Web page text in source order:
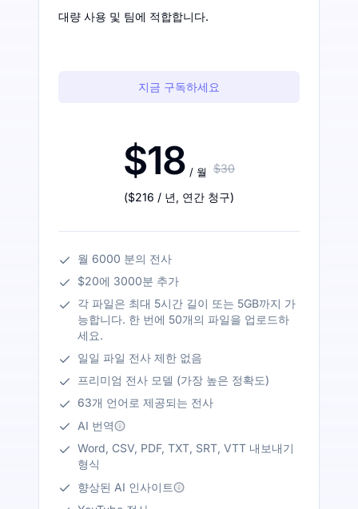
대량 사용 및 팀에 적합합니다.
지금 구독하세요
$18 / 월 $30
($216 / 년, 연간 청구)
월 6000 분의 전사
$20에 3000분 추가
각 파일은 최대 5시간 길이 또는 5GB까지 가
능합니다. 한 번에 50개의 파일을 업로드하
세요.
일일 파일 전사 제한 없음
프리미엄 전사 모델 (가장 높은 정확도)
63개 언어로 제공되는 전사
AI 번역
Word, CSV, PDF, TXT, SRT, VTT 내보내기
형식
향상된 AI 인사이트